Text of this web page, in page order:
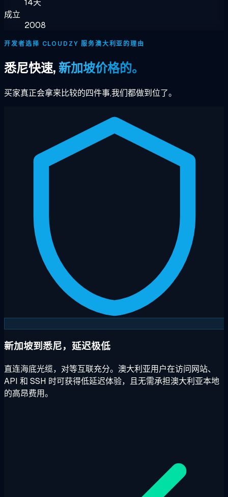
14天
成立
2008
开发者选择 CLOUDZY 服务澳大利亚的理由
悉尼快速, 新加坡价格的。
买家真正会拿来比较的四件事,我们都做到位了。
新加坡到悉尼，延迟极低
直连海底光缆，对等互联充分。澳大利亚用户在访问网站、
API 和 SSH 时可获得低延迟体验，且无需承担澳大利亚本地
的高昂费用。